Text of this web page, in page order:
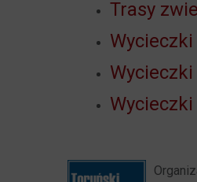
Trasy